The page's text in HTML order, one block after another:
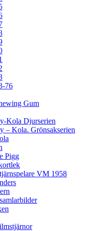
76
Gum
Kola Djurserien
– Kola. Grönsakserien
Pigg
VM 1958